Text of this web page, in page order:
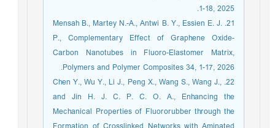
1-18, 2025.
21. Mensah B., Martey N.-A., Antwi B. Y., Essien E. J.
P., Complementary Effect of Graphene Oxide-
Carbon Nanotubes in Fluoro-Elastomer Matrix,
Polymers and Polymer Composites 34, 1-17, 2026.
22. Chen Y., Wu Y., Li J., Peng X., Wang S., Wang J.,
and Jin H. J. C. P. C. O. A., Enhancing the
Mechanical Properties of Fluororubber through the